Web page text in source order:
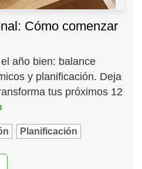
Cómo comenzar
año bien: balance
y planificación. Deja
tus próximos 12
Planificación